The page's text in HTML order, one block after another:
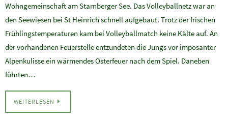
Wohngemeinschaft am Starnberger See. Das Volleyballnetz war an
den Seewiesen bei St Heinrich schnell aufgebaut. Trotz der frischen
Frühlingstemperaturen kam bei Volleyballmatch keine Kälte auf. An
der vorhandenen Feuerstelle entzündeten die Jungs vor imposanter
Alpenkulisse ein wärmendes Osterfeuer nach dem Spiel. Daneben
führten…
WEITERLESEN